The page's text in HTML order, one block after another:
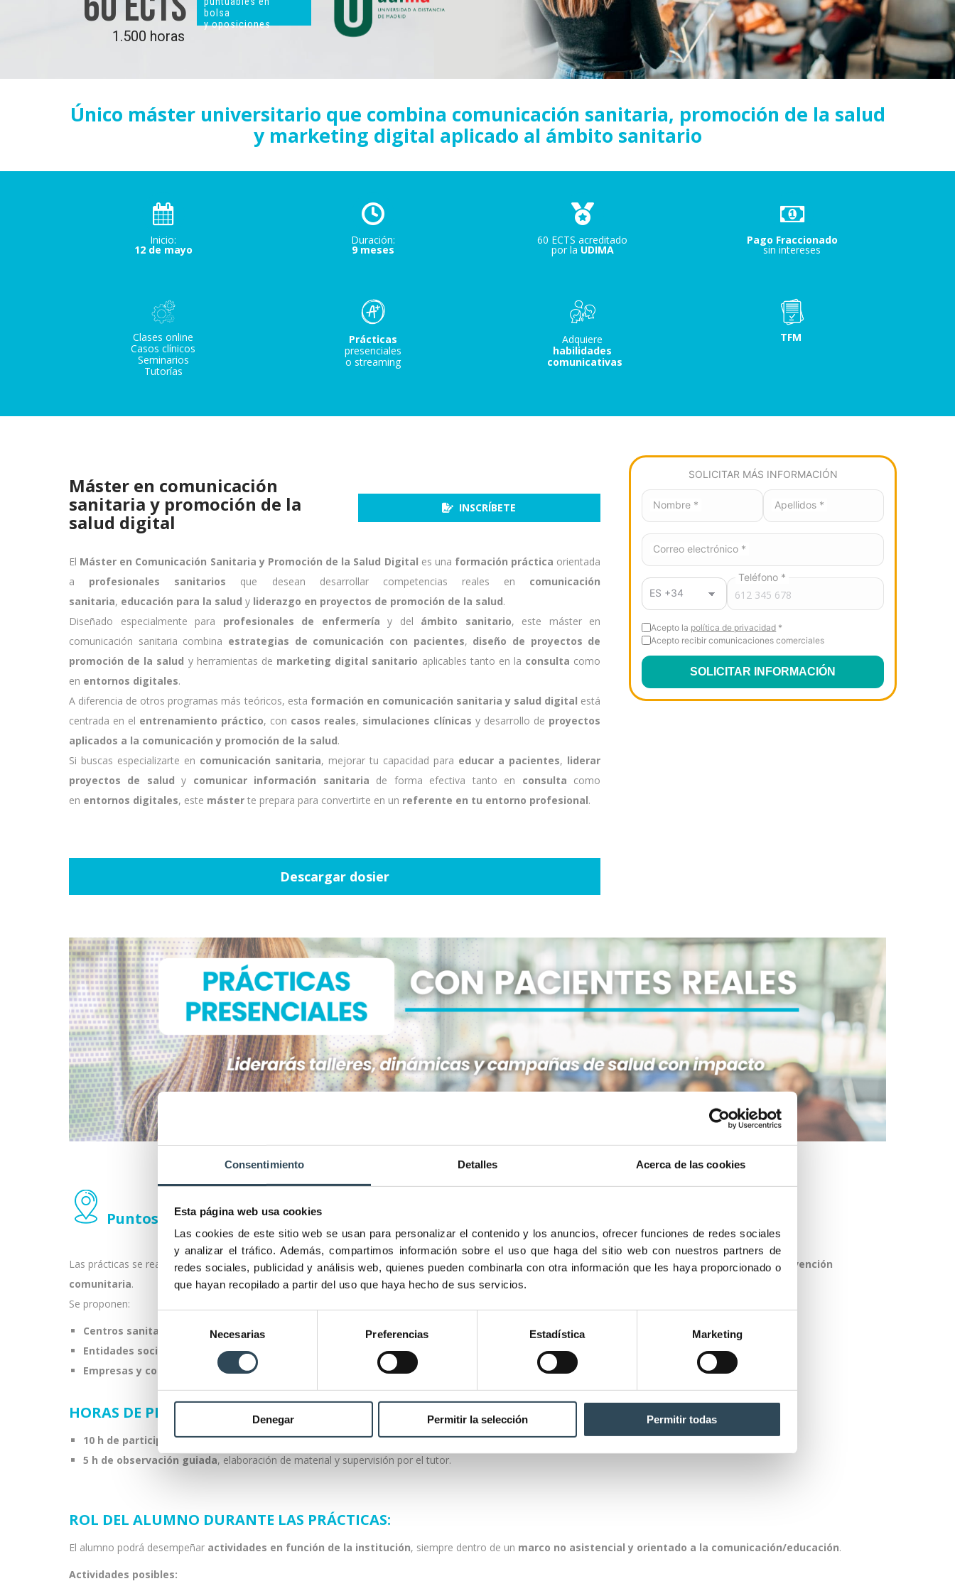
Consentimiento Detalles Acerca de las cookies
Esta página web usa cookies
Las cookies de este sitio web se usan para personalizar el contenido y los anuncios, ofrecer funciones de redes sociales
y analizar el tráfico. Además, compartimos información sobre el uso que haga del sitio web con nuestros partners de
redes sociales, publicidad y análisis web, quienes pueden combinarla con otra información que les haya proporcionado o
que hayan recopilado a partir del uso que haya hecho de sus servicios.
de
consentimiento
Necesarias Preferencias Estadística Marketing
Denegar Permitir la selección Permitir todas
1.500 horas
bolsa
y oposiciones
Único máster universitario que combina comunicación sanitaria, promoción de la salud
y marketing digital aplicado al ámbito sanitario
Inicio:
12 de mayo
Duración:
9 meses
60 ECTS acreditado
por la UDIMA
Pago Fraccionado
sin intereses
Clases online
Casos clínicos
Seminarios
Tutorías
Prácticas
presenciales
o streaming
Adquiere
habilidades
comunicativas
TFM
Máster en comunicación
sanitaria y promoción de la
salud digital
INSCRÍBETE
El Máster en Comunicación Sanitaria y Promoción de la Salud Digital es una formación práctica orientada
a profesionales sanitarios que desean desarrollar competencias reales en comunicación
sanitaria, educación para la salud y liderazgo en proyectos de promoción de la salud.
Diseñado especialmente para profesionales de enfermería y del ámbito sanitario, este máster en
comunicación sanitaria combina estrategias de comunicación con pacientes, diseño de proyectos de
promoción de la salud y herramientas de marketing digital sanitario aplicables tanto en la consulta como
en entornos digitales.
A diferencia de otros programas más teóricos, esta formación en comunicación sanitaria y salud digital está
centrada en el entrenamiento práctico, con casos reales, simulaciones clínicas y desarrollo de proyectos
aplicados a la comunicación y promoción de la salud.
Si buscas especializarte en comunicación sanitaria, mejorar tu capacidad para educar a pacientes, liderar
proyectos de salud y comunicar información sanitaria de forma efectiva tanto en consulta como
en entornos digitales, este máster te prepara para convertirte en un referente en tu entorno profesional.
Descargar dosier
SOLICITAR MÁS INFORMACIÓN
Nombre * Apellidos *
Correo electrónico *
Teléfono *
Acepto la política de privacidad *
Acepto recibir comunicaciones comerciales
SOLICITAR INFORMACIÓN
Puntos de prácticas
Las prácticas se realizarán enentidades que trabajan activamente en promoción de la salud, atención sanitaria, educación para la salud o intervención
comunitaria.
Se proponen:
Centros sanitarios y aseguradoras
Entidades sociales y comunitarias
Empresas y colectivos profesionales
HORAS DE PRÁCTICAS:
10 h de participación directa(actividades con usuarios o comunidad).
5 h de observación guiada, elaboración de material y supervisión por el tutor.
ROL DEL ALUMNO DURANTE LAS PRÁCTICAS:
El alumno podrá desempeñar actividades en función de la institución, siempre dentro de un marco no asistencial y orientado a la comunicación/educación.
Actividades posibles: